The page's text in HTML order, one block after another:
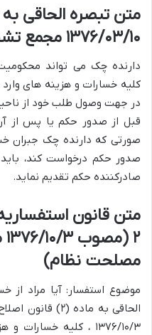
۱۳۷۶/۰۳/۱۰ مجمع تشخیص مصلحت نظام)
دارنده چک می تواند
کلیه خسارات و هزینه های
در جهت وصول طلب خود از
قبل از صدور حکم یا پس از آن
صورتی که دارنده چک جبران
صدور حکم درخواست کند،
صادرکننده حکم تقدیم نماید.
متن قانون
مصلحت نظام)
موضوع استفسار: آیا مراد از
الحاقی به ماده
۱۳۷۶/۱۰/۳ ، کلیه